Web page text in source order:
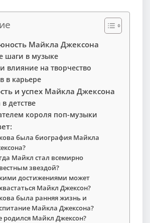
Майкла Джексона
шаги в музыке
влияние на творчество
в карьере
и успех Майкла Джексона
детстве
короля поп-музыки
была биография Майкла
Майкл стал всемирно
звездой?
достижениями может
Майкл Джексон?
была ранняя жизнь и
Майкла Джексона?
родился Майкл Джексон?